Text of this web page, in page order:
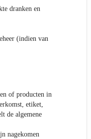
dranken en
(indien van
of producten in
etiket,
de algemene
nagekomen